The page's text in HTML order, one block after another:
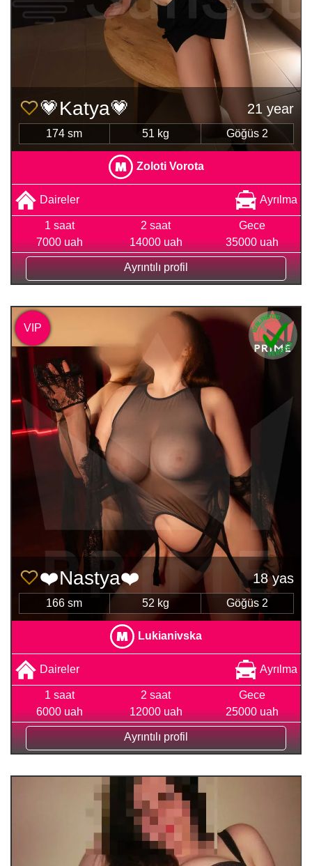
💗Katya💗 21 year
174 sm 51 kg Göğüs 2
Zoloti Vorota
Daireler Ayrılma
1 saat
7000 uah
2 saat
14000 uah
Gece
35000 uah
Ayrıntılı profil
❤️Nastya❤️ 18 yas
166 sm 52 kg Göğüs 2
Lukianivska
Daireler Ayrılma
1 saat
6000 uah
2 saat
12000 uah
Gece
25000 uah
Ayrıntılı profil
VIP